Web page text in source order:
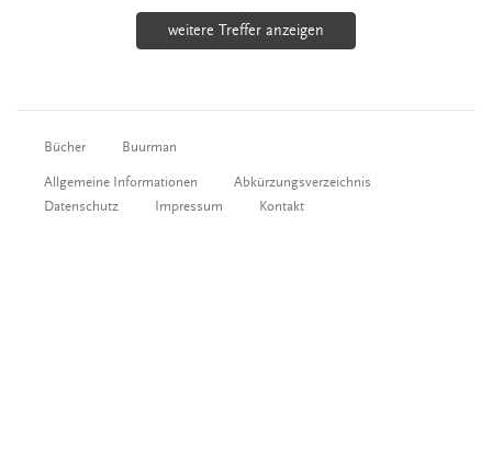
weitere Treffer anzeigen
Bücher Buurman
Allgemeine Informationen
Abkürzungsverzeichnis
Datenschutz
Impressum Kontakt